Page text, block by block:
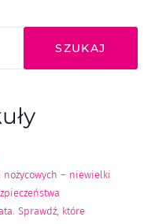
SZUKAJ
nożycowych – niewielki
Sprawdź, które